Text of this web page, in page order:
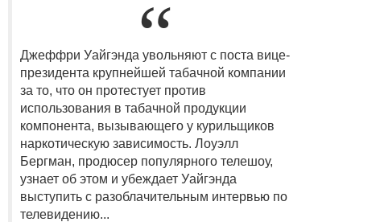
Джеффри Уайгэнда увольняют с поста вице-
президента крупнейшей табачной компании
за то, что он протестует против
использования в табачной продукции
компонента, вызывающего у курильщиков
наркотическую зависимость. Лоуэлл
Бергман, продюсер популярного телешоу,
узнает об этом и убеждает Уайгэнда
выступить с разоблачительным интервью по
телевидению...